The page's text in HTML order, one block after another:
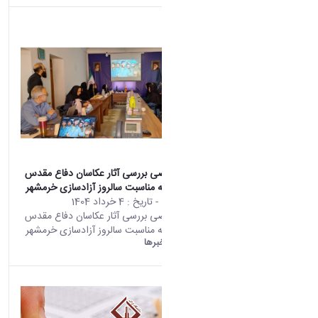
نشست تخصصی بررسی آثار عکاسان دفاع مقدس
استان مرکزی به مناسبت سالروز آزادسازی خرمشهر
تأتي هذه النتيجة من الإصدار
Persian من هذا المحتوى.
- تاريخ : 4 خرداد 1404
نشست تخصصی بررسی آثار عکاسان دفاع مقدس
استان مرکزی به مناسبت سالروز آزادسازی خرمشهر
خبرها